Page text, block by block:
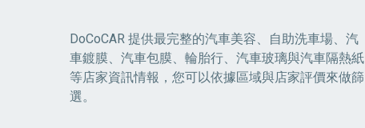
DoCoCAR 提供最完整的汽車美容、自助洗車場、汽
車鍍膜、汽車包膜、輪胎行、汽車玻璃與汽車隔熱紙
等店家資訊情報，您可以依據區域與店家評價來做篩
選。